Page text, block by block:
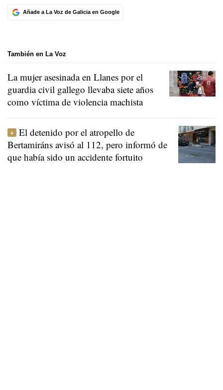
Añade a La Voz de Galicia en Google
También en La Voz
La mujer asesinada en Llanes por el
guardia civil gallego llevaba siete años
como víctima de violencia machista
El detenido por el atropello de
Bertamiráns avisó al 112, pero informó de
que había sido un accidente fortuito